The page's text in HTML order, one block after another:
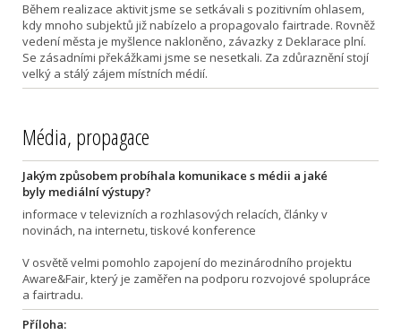
Během realizace aktivit jsme se setkávali s pozitivním ohlasem,
kdy mnoho subjektů již nabízelo a propagovalo fairtrade. Rovněž
vedení města je myšlence nakloněno, závazky z Deklarace plní.
Se zásadními překážkami jsme se nesetkali. Za zdůraznění stojí
velký a stálý zájem místních médií.
Média, propagace
Jakým způsobem probíhala komunikace s médii a jaké
byly mediální výstupy?
informace v televizních a rozhlasových relacích, články v
novinách, na internetu, tiskové konference
V osvětě velmi pomohlo zapojení do mezinárodního projektu
Aware&Fair, který je zaměřen na podporu rozvojové spolupráce
a fairtradu.
Příloha: